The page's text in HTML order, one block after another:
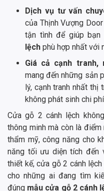
Dịch vụ tư vấn
của Thịnh Vượng
tận tình để giúp bạn
lệch phù hợp nhất với
Giá cả cạnh tranh,
mang đến những sản
lý, cạnh tranh nhất thị
không phát sinh chi
Cửa gỗ 2 cánh lệch
thông minh mà còn là
thẩm mỹ, công năng cho
năng tối ưu diện tích đến
thiết kế, cửa gỗ 2 cánh
cho những ai đang tìm
đúng mẫu cửa gỗ 2 cánh